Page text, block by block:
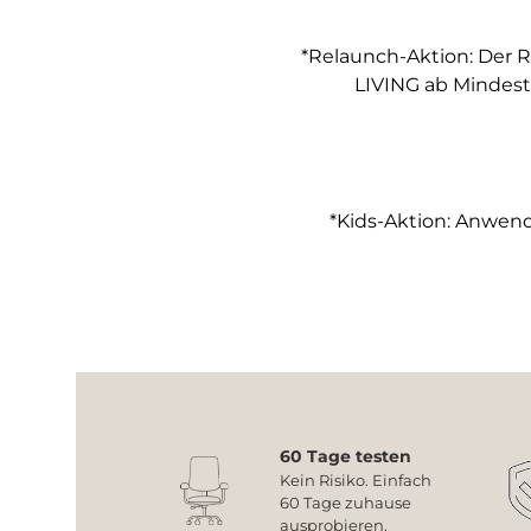
*Relaunch-Aktion: Der
LIVING ab
*Kids-Aktion:
60 Tage testen
Kein Risiko. Einfach
60 Tage zuhause
ausprobieren.